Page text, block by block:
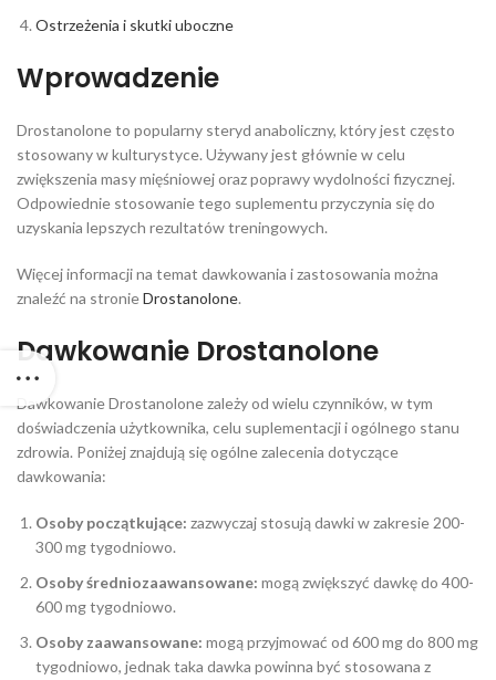
Ostrzeżenia i skutki uboczne
Wprowadzenie
Drostanolone to popularny steryd anaboliczny, który jest często
stosowany w kulturystyce. Używany jest głównie w celu
zwiększenia masy mięśniowej oraz poprawy wydolności fizycznej.
Odpowiednie stosowanie tego suplementu przyczynia się do
uzyskania lepszych rezultatów treningowych.
Więcej informacji na temat dawkowania i zastosowania można
znaleźć na stronieDrostanolone.
Dawkowanie Drostanolone
Dawkowanie Drostanolone zależy od wielu czynników, w tym
doświadczenia użytkownika, celu suplementacji i ogólnego stanu
zdrowia. Poniżej znajdują się ogólne zalecenia dotyczące
dawkowania:
Osoby początkujące: zazwyczaj stosują dawki w zakresie 200-
300 mg tygodniowo.
Osoby średniozaawansowane: mogą zwiększyć dawkę do 400-
600 mg tygodniowo.
Osoby zaawansowane: mogą przyjmować od 600 mg do 800 mg
tygodniowo, jednak taka dawka powinna być stosowana z